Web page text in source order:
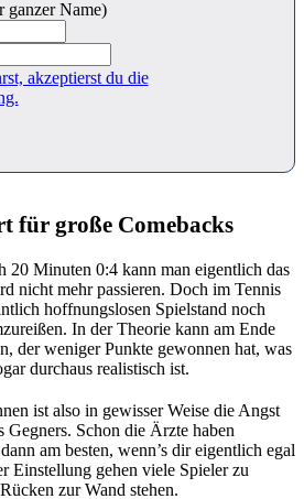
ganzer Name)
akzeptierst du die
für große Comebacks
20 Minuten 0:4 kann man eigentlich das
nicht mehr passieren. Doch im Tennis
hoffnungslosen Spielstand noch
In der Theorie kann am Ende
der weniger Punkte gewonnen hat, was
durchaus realistisch ist.
ist also in gewisser Weise die Angst
Gegners. Schon die Ärzte haben
am besten, wenn’s dir eigentlich egal
Einstellung gehen viele Spieler zu
zur Wand stehen.